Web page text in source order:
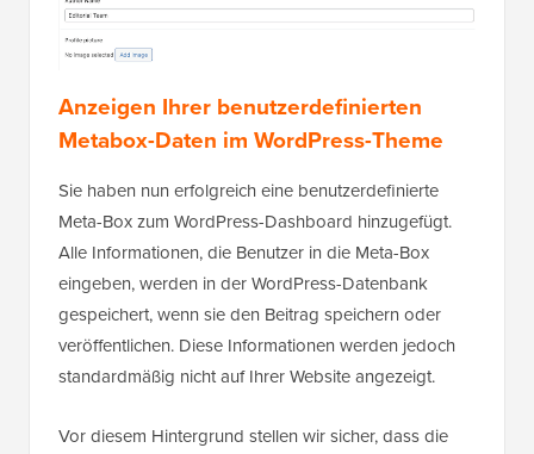
Anzeigen Ihrer benutzerdefinierten
Metabox-Daten im WordPress-Theme
Sie haben nun erfolgreich eine benutzerdefinierte
Meta-Box zum WordPress-Dashboard hinzugefügt.
Alle Informationen, die Benutzer in die Meta-Box
eingeben, werden in der WordPress-Datenbank
gespeichert, wenn sie den Beitrag speichern oder
veröffentlichen. Diese Informationen werden jedoch
standardmäßig nicht auf Ihrer Website angezeigt.
Vor diesem Hintergrund stellen wir sicher, dass die